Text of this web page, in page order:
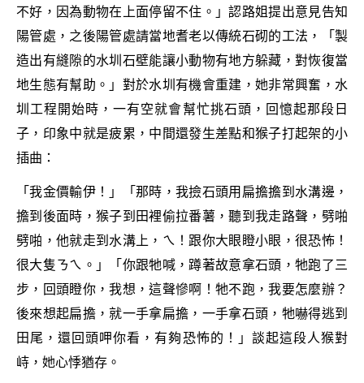
不好，因為動物在上面停留不住。」認路姐提出意見告知
陽管處，之後陽管處請當地耆老以傳統石砌的工法，「製
造出有縫隙的水圳石壁能讓小動物有地方躲藏，對恢復當
地生態有幫助。」對於水圳有機會重建，她非常興奮，水
圳工程開始時，一有空就會幫忙挑石頭，回憶起那段日
子，印象中就是疲累，中間還發生差點和猴子打起架的小
插曲：
「我金價輸伊！」「那時，我撿石頭用扁擔擔到水溝邊，
擔到後面時，猴子到田裡偷拉番薯，聽到我走路聲，劈啪
劈啪，他就走到水溝上，ㄟ！跟你大眼瞪小眼，很恐怖！
很大隻ㄋㄟ。」「你跟牠喊，蹲著故意拿石頭，牠跑了三
步，回頭瞪你，我想，這聲慘啊！牠不跑，我要怎麼辦？
後來想起扁擔，就一手拿扁擔，一手拿石頭，牠嚇得逃到
田尾，還回頭呷你看，有夠恐怖的！」談起這段人猴對
峙，她心悸猶存。